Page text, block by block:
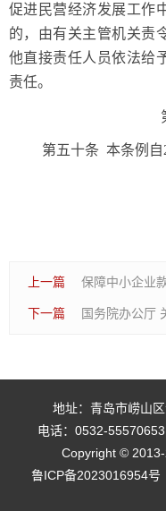
促进民营经济发展工作
的，由有关主管机关责
他直接责任人员依法给
责任。
第五十条 本条例自
上一篇 保障中小企业
下一篇
地址：青岛市崂山
电话：0532-55570653
Copyright ©
鲁ICP备2023016954号